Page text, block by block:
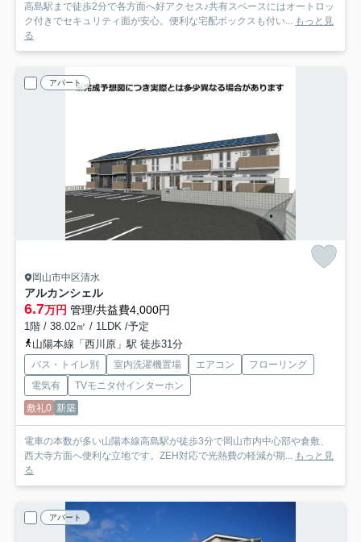
高島駅まで徒歩2分で各方面へ好アクセス♪共有スペースにはオートロッ
ク付きでセキュリティ面が安心。便利な宅配ボックスも付い... もっと見
る
アパート
岡山市中区清水
アルカンシェル
6.7万円 管理/共益費4,000円
1階 / 38.02㎡ / 1LDK /予定
山陽本線「西川原」駅 徒歩31分
バス・トイレ別 室内洗濯機置場 エアコン
フローリング
電気有
TVモニタ付インターホン
敷礼0 新築
電車の本数が多い山陽本線高島駅が徒歩3分で岡山市内中心部や倉敷、
西大寺方面へ便利な立地です。ZEH対応で光熱費の軽減が期... もっと見
る
アパート